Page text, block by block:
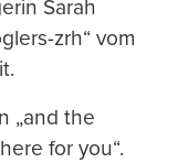
Sarah
zrh“ vom
„and the
for you“.